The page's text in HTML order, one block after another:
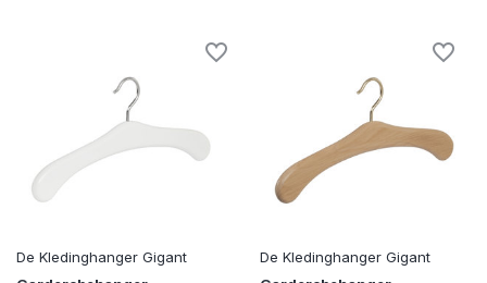
De Kledinghanger Gigant
De Kledinghanger Gigant